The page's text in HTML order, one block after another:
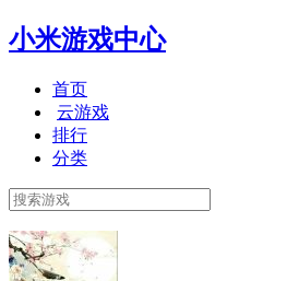
小米游戏中心
首页
云游戏
排行
分类